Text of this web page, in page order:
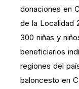
donaciones en
de la Localidad
300 niñas y
beneficiarios
regiones del
baloncesto en